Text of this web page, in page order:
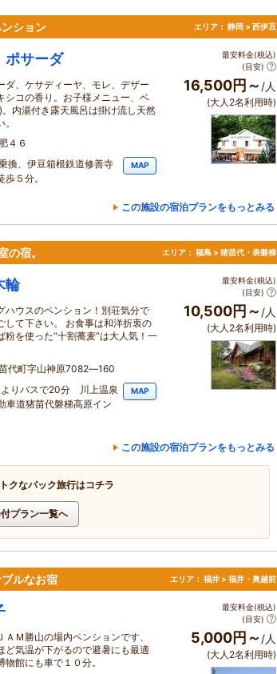
ション エリア： 静岡 > 西伊豆
サーダ
ダ、ケサディーヤ、モレ、デザー
シコの香り。お子様メニュー、ベ
内湯付き露天風呂は掛け流し天然
４６
換、伊豆箱根鉄道修善寺
５分。
MAP
最安料金(税込)
(目安)
16,500円～ /人
(大人2名利用時)
この施設の宿泊プランをもっとみる
宿。 エリア： 福島 > 猪苗代・表磐梯
輪
ハウスのペンション！別荘気分で
して下さい。 お食事は和洋折衷の
粉を使った“十割蕎麦”は大人気！一
代町字山神原7082―160
よりバスで20分 川上温泉
道猪苗代磐梯高原イン
MAP
最安料金(税込)
(目安)
10,500円～ /人
(大人2名利用時)
この施設の宿泊プランをもっとみる
クなパック旅行はコチラ
プラン一覧へ
ルなお宿 エリア： 福井 > 福井・奥越前
Ｍ勝山の場内ペンションです、
ど気温が下がるので避暑にも最適
館にも車で１０分。
最安料金(税込)
(目安)
5,000円～ /人
(大人2名利用時)